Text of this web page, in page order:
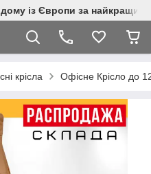
із Європи за
крісла Офісне Крісло до